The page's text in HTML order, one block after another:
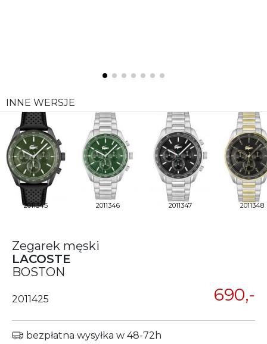
INNE WERSJE
2011345 2011346 2011347 2011348
Zegarek męski
LACOSTE
BOSTON
2011425 690,-
bezpłatna wysyłka w 48-72h